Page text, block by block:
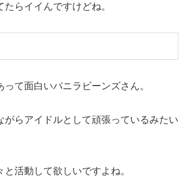
らイイんですけどね。
って面白いバニラビーンズさん。
がらアイドルとして頑張っているみたい
活動して欲しいですよね。